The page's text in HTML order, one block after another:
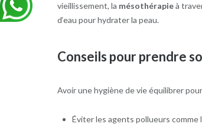
vieillissement, la mésothérapieà
d‘eau pour hydrater la peau.
Conseils pour prendre
Avoir une hygiène de vie équilibrer pour
Éviter les agents pollueurs comme